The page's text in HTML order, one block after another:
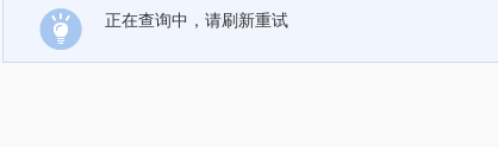
正在查询中，请刷新重试